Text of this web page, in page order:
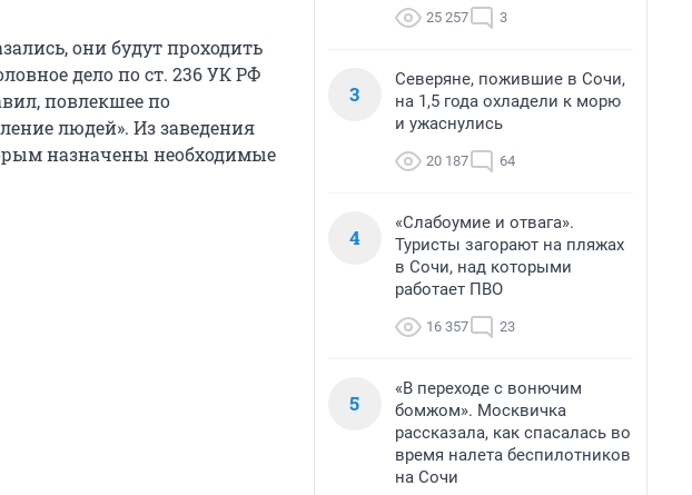
они будут проходить
дело по ст. 236 УК РФ
повлекшее по
людей». Из заведения
назначены необходимые
25 257 3
3
Северяне, пожившие в Сочи,
на 1,5 года охладели к морю
и ужаснулись
20 187 64
4
«Слабоумие и отвага».
Туристы загорают на пляжах
в Сочи, над которыми
работает ПВО
16 357 23
5
«В переходе с вонючим
бомжом». Москвичка
рассказала, как спасалась во
время налета беспилотников
на Сочи